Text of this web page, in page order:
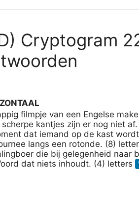
Cryptogram
filmpje van een Engelse
scherpe kantjes zijn er nog niet
dat iemand op de kast
langs een rotonde. (8)
die bij gelegenheid naar
dat niets inhoudt. (4) letters